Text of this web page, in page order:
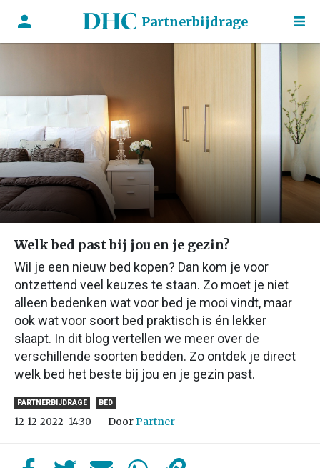
Partnerbijdrage
Welk bed past bij jou en je gezin?
Wil je een nieuw bed kopen? Dan kom je voor
ontzettend veel keuzes te staan. Zo moet je niet
alleen bedenken wat voor bed je mooi vindt, maar
ook wat voor soort bed praktisch is én lekker
slaapt. In dit blog vertellen we meer over de
verschillende soorten bedden. Zo ontdek je direct
welk bed het beste bij jou en je gezin past.
PARTNERBIJDRAGE BED
12-12-2022 14:30 DoorPartner